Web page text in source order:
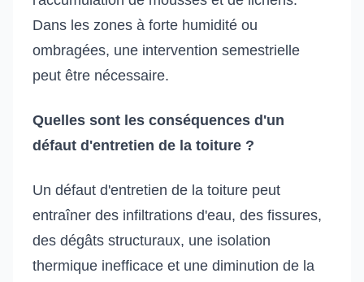
Dans les zones à forte humidité ou
ombragées, une intervention semestrielle
peut être nécessaire.
Quelles sont les conséquences d'un
défaut d'entretien de la toiture ?
Un défaut d'entretien de la toiture peut
entraîner des infiltrations d'eau, des fissures,
des dégâts structuraux, une isolation
thermique inefficace et une diminution de la